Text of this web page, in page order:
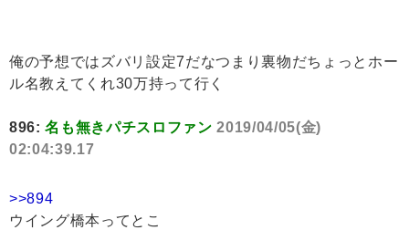
俺の予想ではズバリ設定7だなつまり裏物だちょっとホー
ル名教えてくれ30万持って行く
896:名も無きパチスロファン 2019/04/05(金)
02:04:39.17
>>894
ウイング橋本ってとこ